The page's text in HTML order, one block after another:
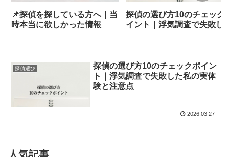
📌探偵を探している方へ｜当
時本当に欲しかった情報
探偵の選び方10のチェック
イント｜浮気調査で失敗し
探偵選び
探偵の選び方10のチェックポイン
ト｜浮気調査で失敗した私の実体
験と注意点
2026.03.27
人気記事